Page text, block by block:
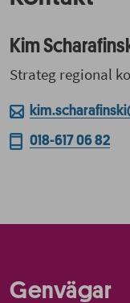
Kim
Strateg regional
018-617 06 82
Genvägar